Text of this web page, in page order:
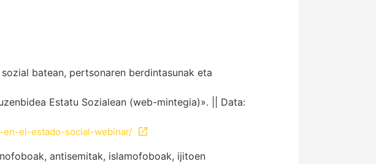
batean, pertsonaren berdintasunak eta
Estatu Sozialean (web-mintegia)». || Data:
en-el-estado-social-webinar/
antisemitak, islamofoboak, ijitoen